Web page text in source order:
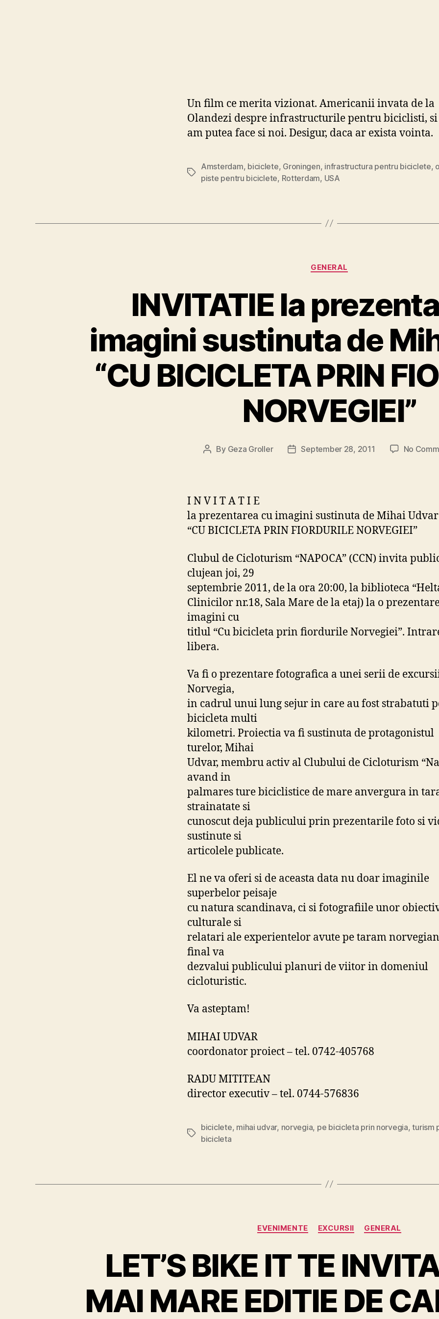
Un film ce merita vizionat. Americanii invata de la
Olandezi despre infrastructurile pentru biciclisti,
am putea face si noi. Desigur, daca ar exista vointa.
Tags
Amsterdam, biciclete, Groningen, infrastructura pentru biciclete,
piste pentru biciclete, Rotterdam, USA
Categories
GENERAL
INVITATIE la
imagini sustinuta de
“CU BICICLETA PRIN
NORVEGIEI”
Post
By Geza Groller
PostSeptember 28, 2011 No
I N V I T A T I E
la prezentarea cu imagini sustinuta de Mihai
“CU BICICLETA PRIN FIORDURILE NORVEGIEI”
Clubul de Cicloturism “NAPOCA” (CCN) invita
clujean joi, 29
septembrie 2011, de la ora 20:00, la biblioteca
Clinicilor nr.18, Sala Mare de la etaj) la o
imagini cu
titlul “Cu bicicleta prin fiordurile Norvegiei”.
libera.
Va fi o prezentare fotografica a unei serii de
Norvegia,
in cadrul unui lung sejur in care au fost strabatuti
bicicleta multi
kilometri. Proiectia va fi sustinuta de protagonistul
turelor, Mihai
Udvar, membru activ al Clubului de Cicloturism
avand in
palmares ture biciclistice de mare anvergura in
strainatate si
cunoscut deja publicului prin prezentarile foto si
sustinute si
articolele publicate.
El ne va oferi si de aceasta data nu doar imaginile
superbelor peisaje
cu natura scandinava, ci si fotografiile unor
culturale si
relatari ale experientelor avute pe taram
final va
dezvalui publicului planuri de viitor in domeniul
cicloturistic.
Va asteptam!
MIHAI UDVAR
coordonator proiect – tel. 0742-405768
RADU MITITEAN
director executiv – tel. 0744-576836
Tags
biciclete, mihai udvar, norvegia, pe bicicleta prin norvegia,turism
bicicleta
Categories
EVENIMENTE EXCURSII GENERAL
LET’S BIKE IT TE
MAI MARE EDITIE DE